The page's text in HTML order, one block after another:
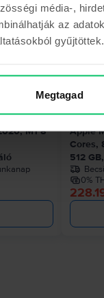
média-,
az
gyűjtöttek.
Megtagad
M1 8
Apple
Cores,
512
0%